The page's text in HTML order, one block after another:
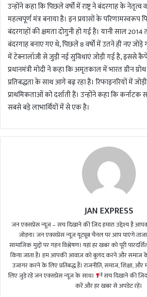
उन्होंने कहा कि पिछले वर्षों में राष्ट्र ने बंदरगाह के
महत्वपूर्ण मंत्र बनाया है। इन प्रयासों के परिणामस्वरूप
बंदरगाहों की क्षमता दोगुनी हो गई है। यानी साल
बंदरगाह बनाए गए थे, पिछले 8 वर्षों में उतने ही नए
में टेक्नालॉजी से जुड़ी नई सुविधाएं जोड़ी गई है, इससे
प्रधानमंत्री मोदी ने कहा कि अमृतकाल में भारत ग्रीन
प्रतिबद्धता के साथ आगे बढ़ रहा है। रिफाइनरियों में
प्राथमिकताओं को दर्शाती हैं। उन्होंने कहा कि कर्नाटक
सबसे बड़े लाभार्थियों में से एक है।
JAN EXPRESS
जन एक्सप्रेस न्यूज़ – सच दिखाने की ज़िद हमारा उद्देश्य है
जोड़ना। जन एक्सप्रेस न्यूज़ यूट्यूब चैनल पर आप पाएंगे ताजा
सामाजिक मुद्दों पर गहन विश्लेषण। यहां हर खबर को पूरी
किया जाता है। हम आपकी आवाज़ को बुलंद करने और समाज
उजागर करने के लिए प्रतिबद्ध हैं। राजनीति, समाज, शिक्षा,
लिए जुड़े रहें जन एक्सप्रेस न्यूज़ के साथ।
सच दिखाने की
करें और हर खबर से अपडेट रहें।